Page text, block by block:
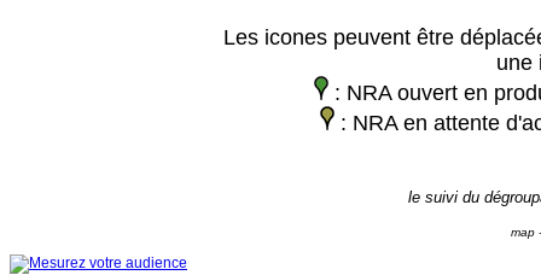
Les icones peuvent être
une
: NRA ouvert en
: NRA en attente
le suivi du
map